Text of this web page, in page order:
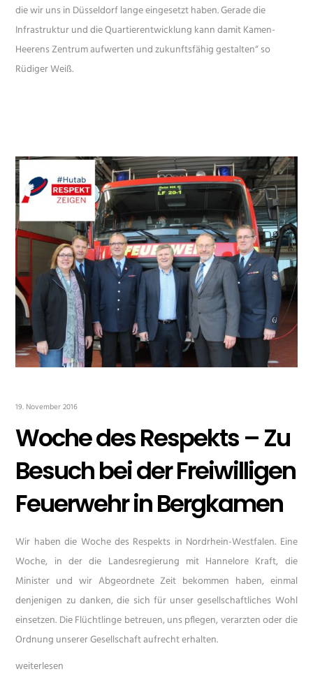
die wir uns in Düsseldorf lange eingesetzt haben. Gerade die
Infrastruktur und die Quartierentwicklung kann damit Kamen-
Heerens Zentrum aufwerten und zukunftsfähig gestalten“ so
Rüdiger Weiß.
19. November 2016
Woche des Respekts – Zu
Besuch bei der Freiwilligen
Feuerwehr in Bergkamen
Wir haben die Woche des Respekts in Nordrhein-Westfalen. Eine
Woche, in der die Landesregierung mit Hannelore Kraft, die
Minister und wir Abgeordnete Zeit bekommen haben, einmal
denjenigen zu danken, die sich für unser gesellschaftliches Wohl
einsetzen. Die Flüchtlinge betreuen, uns pflegen, verarzten oder die
Ordnung unserer Gesellschaft aufrecht erhalten.
weiterlesen